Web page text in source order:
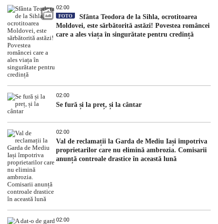
02:00
FOTO
Sfânta Teodora de la Sihla, ocrotitoarea
Moldovei, este sărbătorită astăzi! Povestea româncei
care a ales viața în singurătate pentru credință
02:00
Se fură și la preț, și la cântar
02:00
Val de reclamații la Garda de Mediu Iași împotriva
proprietarilor care nu elimină ambrozia. Comisarii
anunță controale drastice în această lună
02:00